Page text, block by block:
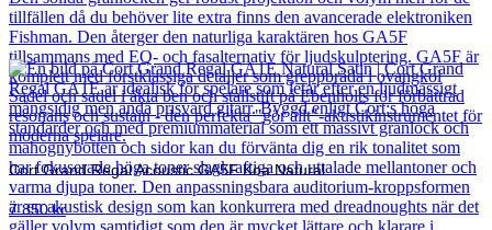
Cort Grand Regal Acoustic GA5F Koa Natural
7 850kr